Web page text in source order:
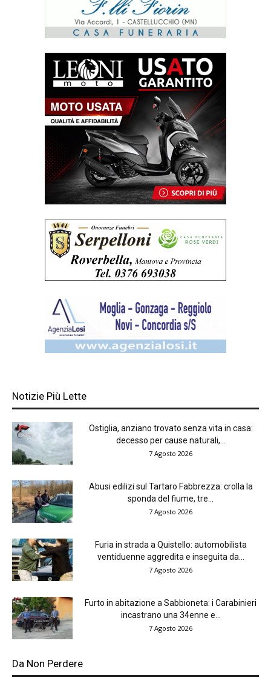
Notizie Più Lette
Ostiglia, anziano trovato senza vita in casa:
decesso per cause naturali,...
7 Agosto 2026
Abusi edilizi sul Tartaro Fabbrezza: crolla la
sponda del fiume, tre...
7 Agosto 2026
Furia in strada a Quistello: automobilista
ventiduenne aggredita e inseguita da...
7 Agosto 2026
Furto in abitazione a Sabbioneta: i Carabinieri
incastrano una 34enne e...
7 Agosto 2026
Da Non Perdere